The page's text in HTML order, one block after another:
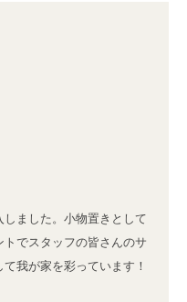
ました。小物置きとして
でスタッフの皆さんのサ
我が家を彩っています！